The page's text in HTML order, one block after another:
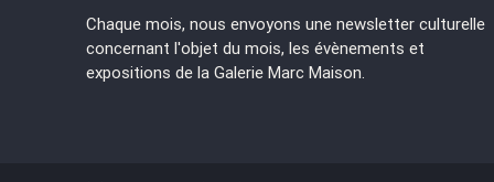
Chaque mois, nous envoyons une newsletter culturelle
concernant l'objet du mois, les évènements et
expositions de la Galerie Marc Maison.